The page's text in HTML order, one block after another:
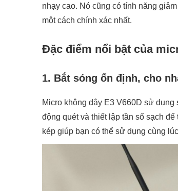
nhạy cao. Nó cũng có tính năng
một cách chính xác nhất.
Đặc điểm nổi bật của
1. Bắt sóng ổn định, cho
Micro không dây E3 V660D sử
động quét và thiết lập tần số sạch
kép giúp bạn có thể sử dụng cùng